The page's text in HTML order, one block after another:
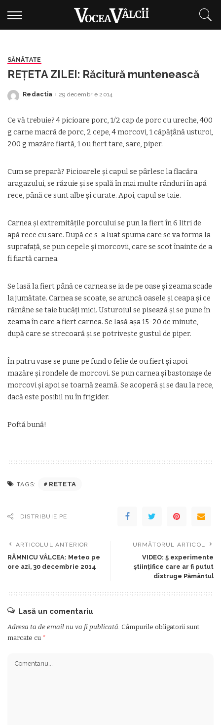
SĂNĂTATE
REŢETA ZILEI: Răcitură muntenească
Posted
Redactia 29 decembrie 2014
Ce vă trebuie? 4 picioare porc, 1/2 cap de porc cu ureche, 400
g carne macră de porc, 2 cepe, 4 morcovi, 1 căpăţână usturoi,
200 g mazăre fiartă, 1 ou fiert tare, sare, piper.
Cum se prepară? Picioarele şi capul se pârlesc la flacăra
aragazului, se răzuie şi se spală în mai multe rânduri în apă
rece, până ce sunt albe şi curate. Apoi, capul se taie.
Carnea şi extremităţile porcului se pun la fiert în 6 litri de
apă rece cu sare. După ce s-a luat spuma care se va forma la
suprafaţă, se pun cepele şi morcovii, care se scot înainte de a
fi fiartă carnea.
Se lasă la fiert până ce carnea se ia de pe oase şi zeama scade
la jumătate. Carnea se scoate, se aruncă oasele şi ceapa şi ce
rămâne se taie bucăţi mici. Usturoiul se pisează şi se pune în
zeama în care a fiert carnea. Se lasă aşa 15-20 de minute,
după care se strecoară şi se potriveşte gustul de piper.
În patru vase se pune pe fund o felie de ou fiert şi apoi
mazăre şi rondele de morcovi. Se pun carnea şi bastonaşe de
morcovi şi apoi se toarnă zeamă. Se acoperă şi se dau la rece,
dacă este posibil nu în frigider.
Poftă bună!
TAGS: RETETA
DISTRIBUIE PE
ARTICOLUL ANTERIOR
RÂMNICU VÂLCEA: Meteo pe
ore azi, 30 decembrie 2014
URMĂTORUL ARTICOL
VIDEO: 5 experimente
ştiinţifice care ar fi putut
distruge Pământul
Lasă un comentariu
Adresa ta de email nu va fi publicată. Câmpurile obligatorii sunt
marcate cu *